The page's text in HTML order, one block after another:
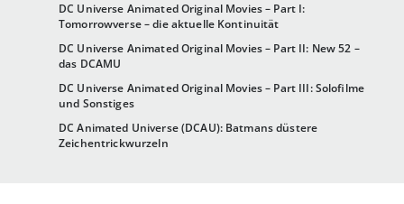
DC Universe Animated Original Movies – Part I:
Tomorrowverse – die aktuelle Kontinuität
DC Universe Animated Original Movies – Part II: New 52 –
das DCAMU
DC Universe Animated Original Movies – Part III: Solofilme
und Sonstiges
DC Animated Universe (DCAU): Batmans düstere
Zeichentrickwurzeln